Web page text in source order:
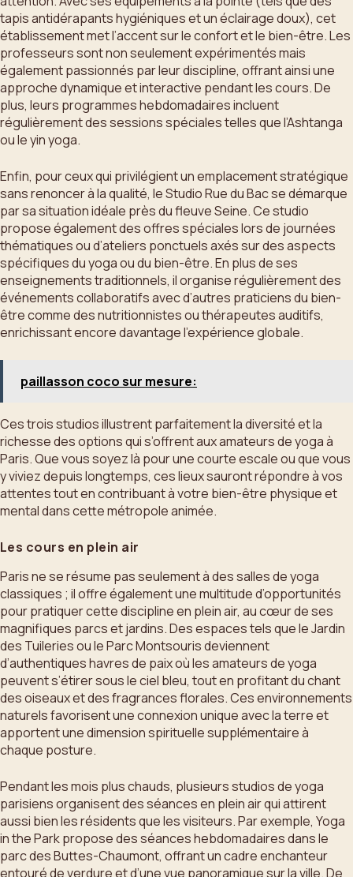
tapis antidérapants hygiéniques et un éclairage doux), cet
établissement met l’accent sur le confort et le bien-être. Les
professeurs sont non seulement expérimentés mais
également passionnés par leur discipline, offrant ainsi une
approche dynamique et interactive pendant les cours. De
plus, leurs programmes hebdomadaires incluent
régulièrement des sessions spéciales telles que l’Ashtanga
ou le yin yoga.
Enfin, pour ceux qui privilégient un emplacement stratégique
sans renoncer à la qualité, le Studio Rue du Bac se démarque
par sa situation idéale près du fleuve Seine. Ce studio
propose également des offres spéciales lors de journées
thématiques ou d’ateliers ponctuels axés sur des aspects
spécifiques du yoga ou du bien-être. En plus de ses
enseignements traditionnels, il organise régulièrement des
événements collaboratifs avec d’autres praticiens du bien-
être comme des nutritionnistes ou thérapeutes auditifs,
enrichissant encore davantage l’expérience globale.
paillasson coco sur mesure:
Ces trois studios illustrent parfaitement la diversité et la
richesse des options qui s’offrent aux amateurs de yoga à
Paris. Que vous soyez là pour une courte escale ou que vous
y viviez depuis longtemps, ces lieux sauront répondre à vos
attentes tout en contribuant à votre bien-être physique et
mental dans cette métropole animée.
Les cours en plein air
Paris ne se résume pas seulement à des salles de yoga
classiques ; il offre également une multitude d’opportunités
pour pratiquer cette discipline en plein air, au cœur de ses
magnifiques parcs et jardins. Des espaces tels que le Jardin
des Tuileries ou le Parc Montsouris deviennent
d’authentiques havres de paix où les amateurs de yoga
peuvent s’étirer sous le ciel bleu, tout en profitant du chant
des oiseaux et des fragrances florales. Ces environnements
naturels favorisent une connexion unique avec la terre et
apportent une dimension spirituelle supplémentaire à
chaque posture.
Pendant les mois plus chauds, plusieurs studios de yoga
parisiens organisent des séances en plein air qui attirent
aussi bien les résidents que les visiteurs. Par exemple, Yoga
in the Park propose des séances hebdomadaires dans le
parc des Buttes-Chaumont, offrant un cadre enchanteur
entouré de verdure et d’une vue panoramique sur la ville. De